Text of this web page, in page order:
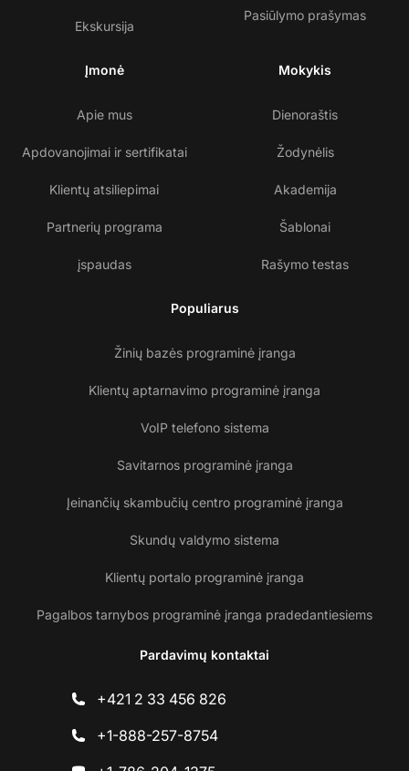
Ekskursija
Pasiūlymo prašymas
Įmonė
Apie mus
Apdovanojimai ir sertifikatai
Klientų atsiliepimai
Partnerių programa
įspaudas
Mokykis
Dienoraštis
Žodynėlis
Akademija
Šablonai
Rašymo testas
Populiarus
Žinių bazės programinė įranga
Klientų aptarnavimo programinė įranga
VoIP telefono sistema
Savitarnos programinė įranga
Įeinančių skambučių centro programinė įranga
Skundų valdymo sistema
Klientų portalo programinė įranga
Pagalbos tarnybos programinė įranga pradedantiesiems
Pardavimų kontaktai
+421 2 33 456 826
+1-888-257-8754